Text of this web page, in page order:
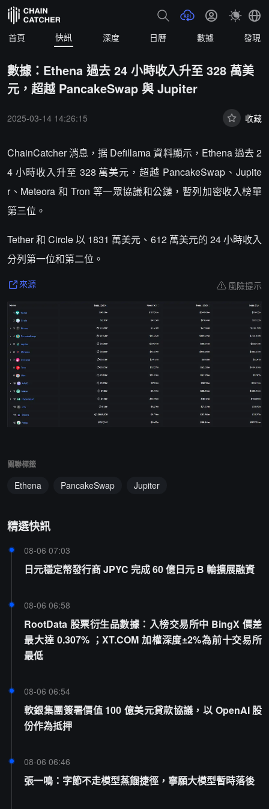
首頁 快訊 深度 日曆 數據 發現
數據：Ethena 過去 24 小時收入升至 328 萬美
元，超越 PancakeSwap 與 Jupiter
2025-03-14 14:26:15 收藏
ChainCatcher 消息，据 Defillama 資料顯示，Ethena 過去 2
4 小時收入升至 328 萬美元，超越 PancakeSwap、Jupite
r、Meteora 和 Tron 等一眾協議和公鏈，暫列加密收入榜單
第三位。
Tether 和 Circle 以 1831 萬美元、612 萬美元的 24 小時收入
分列第一位和第二位。
來源 風險提示
關聯標籤
Ethena PancakeSwap Jupiter
精選快訊
08-06 07:03
日元穩定幣發行商 JPYC 完成 60 億日元 B 輪擴展融資
08-06 06:58
RootData 股票衍生品數據：入榜交易所中 BingX 價差
最大達 0.307% ；XT.COM 加權深度±2%為前十交易所
最低
08-06 06:54
軟銀集團簽署價值 100 億美元貸款協議，以 OpenAI 股
份作為抵押
08-06 06:46
張一鳴：字節不走模型蒸餾捷徑，寧願大模型暫時落後